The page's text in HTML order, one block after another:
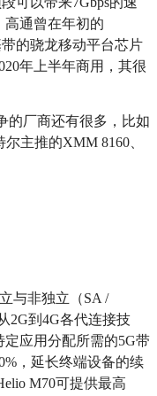
高通曾在年初的
的骁龙移动平台芯片
年上半年商用，其很
的厂商还有很多，比如
主推的XMM 8160、
与非独立（SA /
2G到4G各代连接技
应用分配所需的5G带
，延长终端设备的续
M70可提供最高